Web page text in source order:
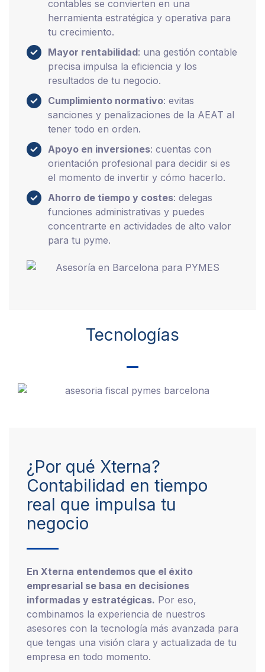
contables se convierten en una
herramienta estratégica y operativa para
tu crecimiento.
Mayor rentabilidad: una gestión contable
precisa impulsa la eficiencia y los
resultados de tu negocio.
Cumplimiento normativo: evitas
sanciones y penalizaciones de la AEAT al
tener todo en orden.
Apoyo en inversiones: cuentas con
orientación profesional para decidir si es
el momento de invertir y cómo hacerlo.
Ahorro de tiempo y costes: delegas
funciones administrativas y puedes
concentrarte en actividades de alto valor
para tu pyme.
Tecnologías
¿Por qué Xterna?
Contabilidad en tiempo
real que impulsa tu
negocio
En Xterna entendemos que el éxito
empresarial se basa en decisiones
informadas y estratégicas. Por eso,
combinamos la experiencia de nuestros
asesores con la tecnología más avanzada para
que tengas una visión clara y actualizada de tu
empresa en todo momento.